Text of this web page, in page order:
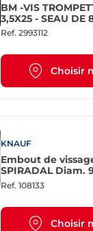
BM -VIS
Ref. 2993112
Choisir
KNAUF
Embout de
SPIRADAL Diam.
Ref. 108133
Choisir